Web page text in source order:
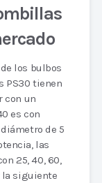
los bulbos
PS30 tienen
con un
es con
de 5
las
25, 40, 60,
la siguiente